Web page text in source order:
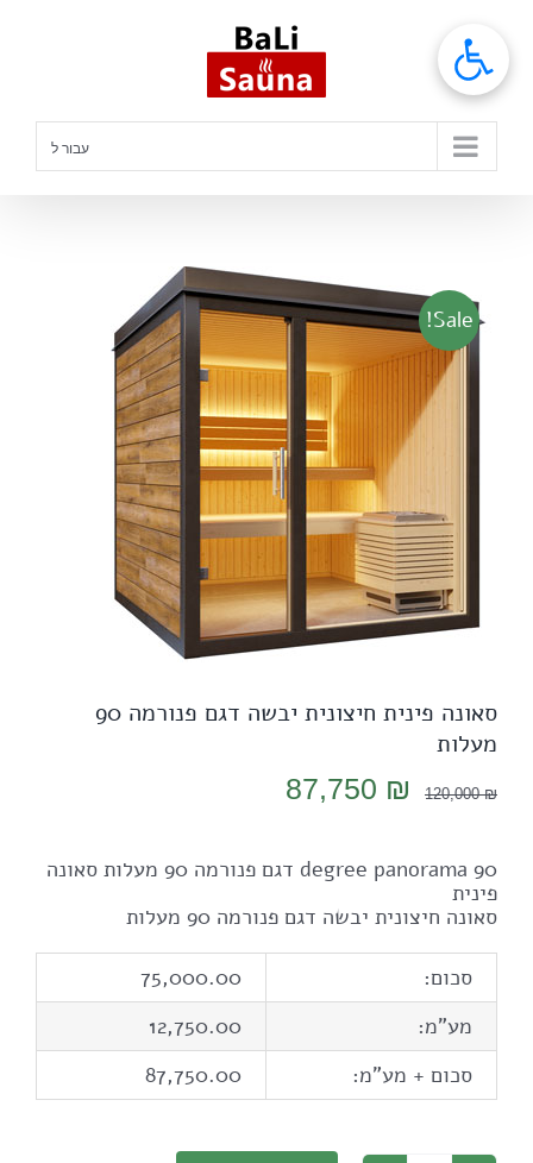
עבור ל
Sale!
סאונה פינית חיצונית יבשה דגם פנורמה 90
מעלות
120,000₪
המחיר
120,000 ₪.
87,750 ₪
הוא:
90 degree panorama דגם פנורמה 90 מעלות סאונה
פינית
סאונה חיצונית יבשה דגם פנורמה 90 מעלות
סכום:
75,000.00
מע"מ:
12,750.00
סכום + מע"מ:
87,750.00